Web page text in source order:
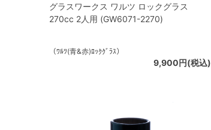
グラスワークス ワルツ ロックグラス
270cc 2人用 (GW6071-2270)
（ﾜﾙﾂ(青&赤)ﾛｯｸｸﾞﾗｽ）
9,900円(税込)